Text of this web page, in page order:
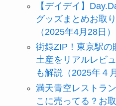
【デイデイ】
グッズまとめお取
（2025年4月28日）
街録ZIP！東京駅の
土産をリアルレビ
も解説（2025年４
満天青空レストラ
こに売ってる？お